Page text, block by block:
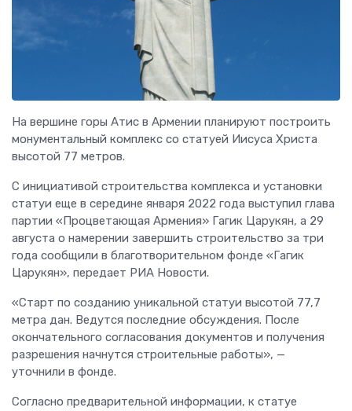
На вершине горы Атис в Армении планируют построить
монументальный комплекс со статуей Иисуса Христа
высотой 77 метров.
С инициативой строительства комплекса и установки
статуи еще в середине января 2022 года выступил глава
партии «Процветающая Армения» Гагик Царукян, а 29
августа о намерении завершить строительство за три
года сообщили в благотворительном фонде «Гагик
Царукян», передает РИА Новости.
«Старт по созданию уникальной статуи высотой 77,7
метра дан. Ведутся последние обсуждения. После
окончательного согласования документов и получения
разрешения начнутся строительные работы», —
уточнили в фонде.
Согласно предварительной информации, к статуе